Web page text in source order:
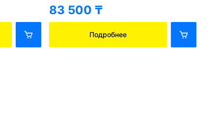
83 500 ₸
Подробнее